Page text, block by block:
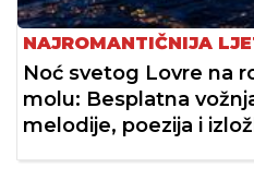
NAJROMANTIČNIJA
Noć svetog Lovre na
molu: Besplatna
melodije, poezija i